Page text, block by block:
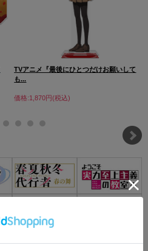
TVアニメ『最後にひとつだけお願いして
も...
価格:1,870円(税込)